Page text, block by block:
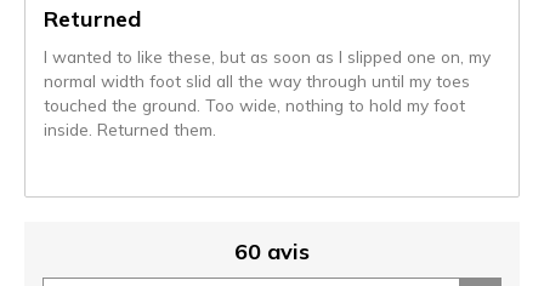
lesReturned
I wanted to like these, but as soon as I slipped one on, my
normal width foot slid all the way through until my toes
touched the ground. Too wide, nothing to hold my foot
inside. Returned them.
60 avis